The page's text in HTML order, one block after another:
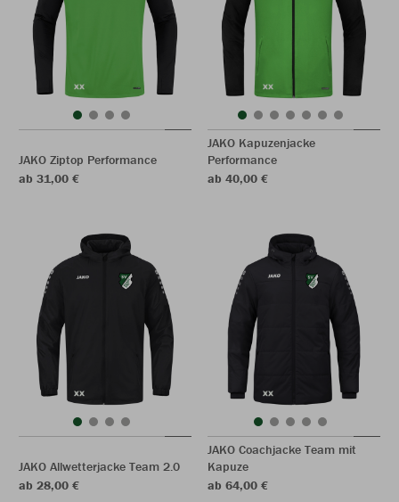
JAKO Ziptop Performance
ab 31,00 €
JAKO Kapuzenjacke
Performance
ab 40,00 €
JAKO Allwetterjacke Team 2.0
ab 28,00 €
JAKO Coachjacke Team mit
Kapuze
ab 64,00 €